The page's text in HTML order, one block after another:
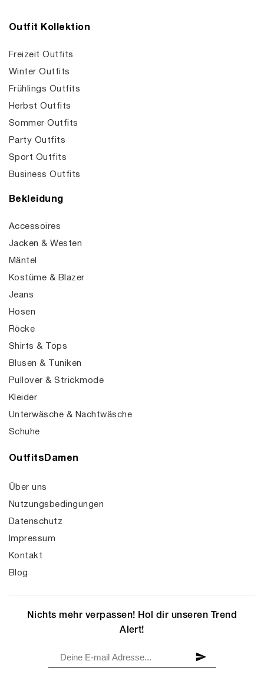
Outfit Kollektion
Freizeit Outfits
Winter Outfits
Frühlings Outfits
Herbst Outfits
Sommer Outfits
Party Outfits
Sport Outfits
Business Outfits
Bekleidung
Accessoires
Jacken & Westen
Mäntel
Kostüme & Blazer
Jeans
Hosen
Röcke
Shirts & Tops
Blusen & Tuniken
Pullover & Strickmode
Kleider
Unterwäsche & Nachtwäsche
Schuhe
OutfitsDamen
Über uns
Nutzungsbedingungen
Datenschutz
Impressum
Kontakt
Blog
Nichts mehr verpassen! Hol dir unseren Trend
Alert!